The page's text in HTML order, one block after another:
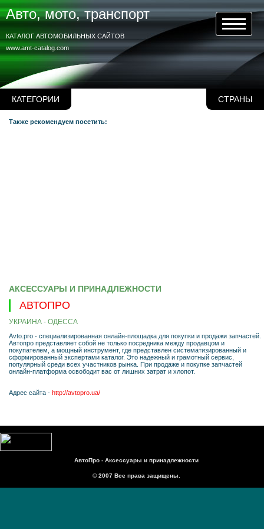
КАТЕГОРИИ СТРАНЫ
Авто, мото, транспорт
www.amt-catalog.com
КАТАЛОГ АВТОМОБИЛЬНЫХ САЙТОВ
Также рекомендуем посетить:
АКСЕССУАРЫ И ПРИНАДЛЕЖНОСТИ
АВТОПРО
УКРАИНА - ОДЕССА
Avto.pro - специализированная онлайн-площадка для покупки и продажи запчастей.
Автопро представляет собой не только посредника между продавцом и
покупателем, а мощный инструмент, где представлен систематизированный и
сформированный экспертами каталог. Это надежный и грамотный сервис,
популярный среди всех участников рынка. При продаже и покупке запчастей
онлайн-платформа освободит вас от лишних затрат и хлопот.
Адрес сайта - http://avtopro.ua/
АвтоПро - Аксессуары и принадлежности
© 2007 Все права защищены.